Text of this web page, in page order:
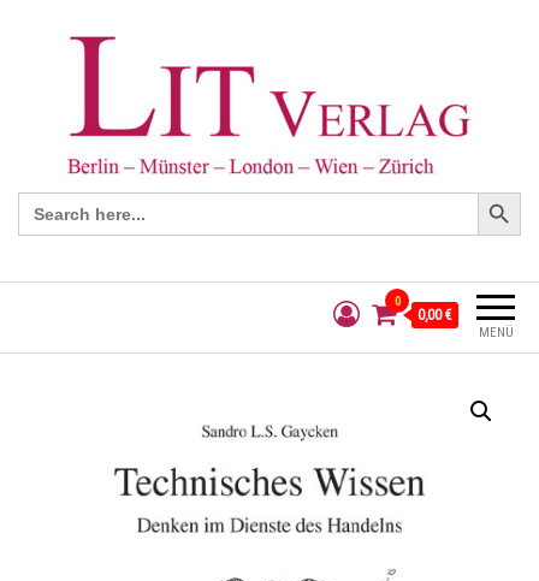
Search
for:
Search Button
MENÜ
0
0,00 €